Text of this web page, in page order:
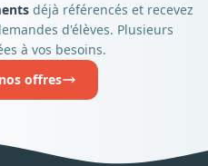
déjà référencés et recevez
d'élèves. Plusieurs
à vos besoins.
offres